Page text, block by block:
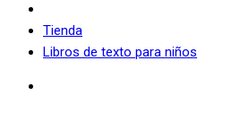
Tienda
Libros de texto para niños